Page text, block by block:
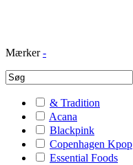
Mærker -
& Tradition
Acana
Blackpink
Copenhagen Kpop
Essential Foods